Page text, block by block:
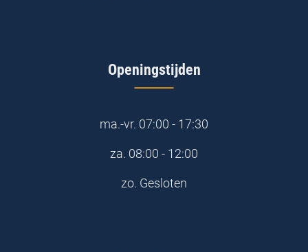
Openingstijden
ma.-vr. 07:00 - 17:30
za. 08:00 - 12:00
zo. Gesloten